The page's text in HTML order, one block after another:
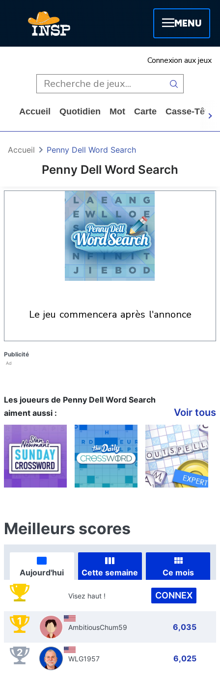
MENU
Connexion aux jeux
Accueil Quotidien Mot Carte Casse-Tête
Penny Dell Word Search
Accueil Penny Dell Word Search
le jeu commencera après l'annonce
Publicité
Ad
Les joueurs de Penny Dell Word Search
aiment aussi :
Voir tous
Meilleurs scores
Aujourd'hui Cette semaine Ce mois
Visez haut ! CONNEX
1 AmbitiousChum59 6,035
2 WLG1957 6,025